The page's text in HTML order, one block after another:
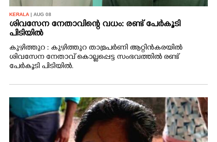
KERALA | AUG 08
ശിവസേന നേതാവിന്റെ വധം: രണ്ട് പേർകൂടി
പിടിയിൽ
കുഴിത്തുറ : കുഴിത്തുറ താമ്രപർണി ആറ്റിൻകരയിൽ
ശിവസേന നേതാവ് കൊല്ലപ്പെട്ട സംഭവത്തിൽ രണ്ട്
പേർകൂടി പിടിയിൽ.